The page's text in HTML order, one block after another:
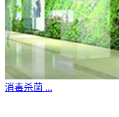
消毒杀菌 ...